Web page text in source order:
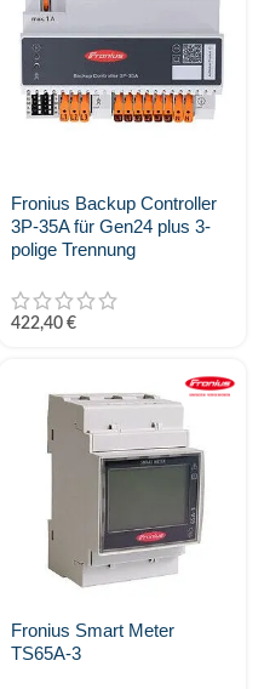
Fronius Backup Controller
3P-35A für Gen24 plus 3-
polige Trennung
422,40 €
Fronius Smart Meter
TS65A-3